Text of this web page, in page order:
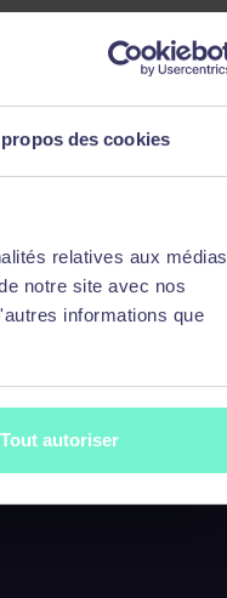
des cookies
relatives aux médias
notre site avec nos
informations que
Tout autoriser